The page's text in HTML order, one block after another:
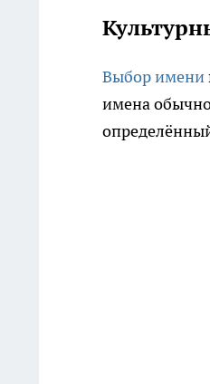
Выбор имени
имена